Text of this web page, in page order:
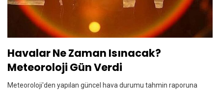
Havalar Ne Zaman Isınacak?
Meteoroloji Gün Verdi
Meteoroloji'den yapılan güncel hava durumu tahmin raporuna